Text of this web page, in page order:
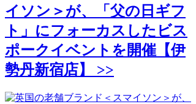
イソン＞が、「父の日ギフ
ト」にフォーカスしたビス
ポークイベントを開催【伊
勢丹新宿店】 >>